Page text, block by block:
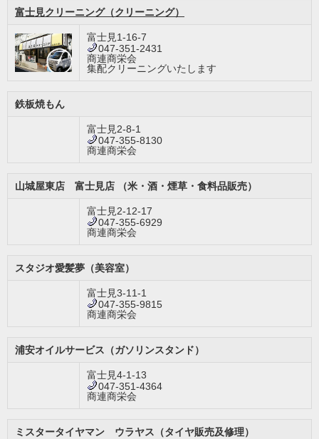
富士見クリーニング（クリーニング）
富士見1-16-7
047-351-2431
商連商栄会
集配クリーニングいたします
鉄板焼もん
富士見2-8-1
047-355-8130
商連商栄会
山城屋東店 富士見店 （米・酒・煙草・食料品販売）
富士見2-12-17
047-355-6929
商連商栄会
スタジオ愛髪夢（美容室）
富士見3-11-1
047-355-9815
商連商栄会
浦安オイルサービス（ガソリンスタンド）
富士見4-1-13
047-351-4364
商連商栄会
ミスタータイヤマン ウラヤス（タイヤ販売及修理）